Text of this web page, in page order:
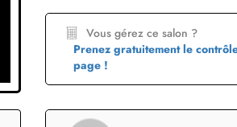
Profiterà -50%
Vous gérez ce salon ?
Prenez gratuitement le
page !